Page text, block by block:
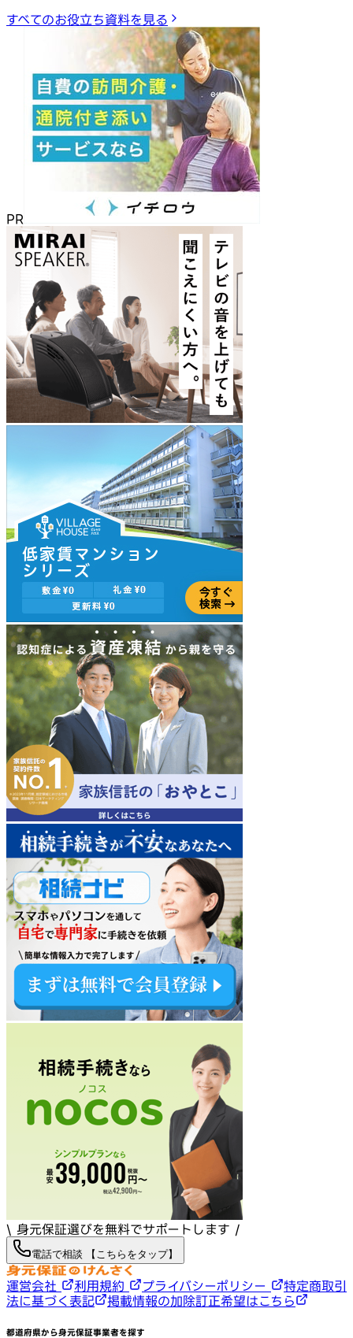
すべてのお役立ち資料を見る
PR
\ 身元保証選びを無料でサポートします /
電話で相談 【こちらをタップ】
運営会社 利用規約 プライバシーポリシー
特定商取引
法に基づく表記
掲載情報の加除訂正希望はこちら
都道府県から身元保証事業者を探す